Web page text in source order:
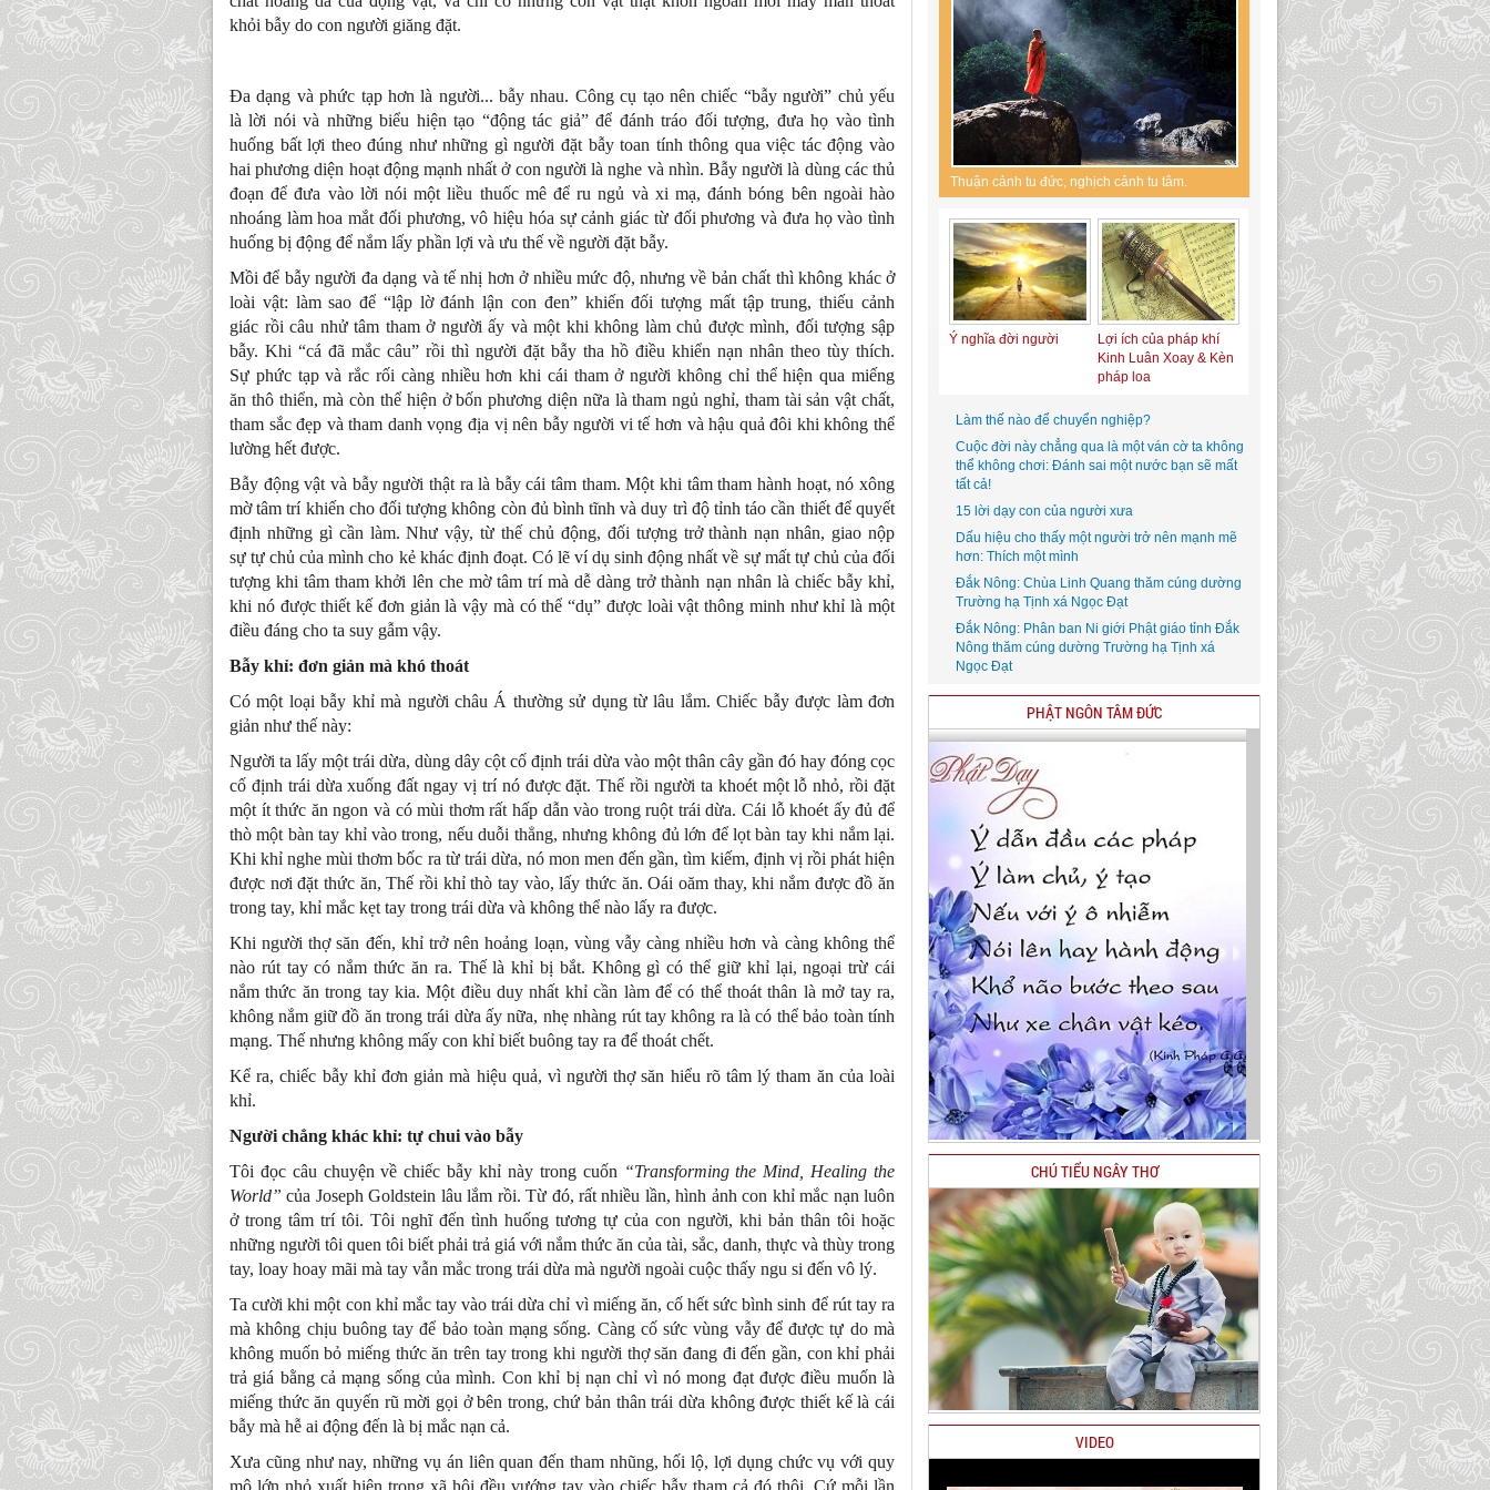
khỏi bẫy do con người giăng đặt.
Đa dạng và phức tạp hơn là người... bẫy nhau. Công cụ tạo nên chiếc “bẫy người” chủ yếu
là lời nói và những biểu hiện tạo “động tác giả” để đánh tráo đối tượng, đưa họ vào tình
huống bất lợi theo đúng như những gì người đặt bẫy toan tính thông qua việc tác động vào
hai phương diện hoạt động mạnh nhất ở con người là nghe và nhìn. Bẫy người là dùng các thủ
đoạn để đưa vào lời nói một liều thuốc mê để ru ngủ và xi mạ, đánh bóng bên ngoài hào
nhoáng làm hoa mắt đối phương, vô hiệu hóa sự cảnh giác từ đối phương và đưa họ vào tình
huống bị động để nắm lấy phần lợi và ưu thế về người đặt bẫy.
Mồi để bẫy người đa dạng và tế nhị hơn ở nhiều mức độ, nhưng về bản chất thì không khác ở
loài vật: làm sao để “lập lờ đánh lận con đen” khiến đối tượng mất tập trung, thiếu cảnh
giác rồi câu nhử tâm tham ở người ấy và một khi không làm chủ được mình, đối tượng sập
bẫy. Khi “cá đã mắc câu” rồi thì người đặt bẫy tha hồ điều khiển nạn nhân theo tùy thích.
Sự phức tạp và rắc rối càng nhiều hơn khi cái tham ở người không chỉ thể hiện qua miếng
ăn thô thiển, mà còn thể hiện ở bốn phương diện nữa là tham ngủ nghỉ, tham tài sản vật chất,
tham sắc đẹp và tham danh vọng địa vị nên bẫy người vi tế hơn và hậu quả đôi khi không thể
lường hết được.
Bẫy động vật và bẫy người thật ra là bẫy cái tâm tham. Một khi tâm tham hành hoạt, nó xông
mờ tâm trí khiến cho đối tượng không còn đủ bình tĩnh và duy trì độ tỉnh táo cần thiết để quyết
định những gì cần làm. Như vậy, từ thế chủ động, đối tượng trở thành nạn nhân, giao nộp
sự tự chủ của mình cho kẻ khác định đoạt. Có lẽ ví dụ sinh động nhất về sự mất tự chủ của đối
tượng khi tâm tham khởi lên che mờ tâm trí mà dễ dàng trở thành nạn nhân là chiếc bẫy khỉ,
khi nó được thiết kế đơn giản là vậy mà có thể “dụ” được loài vật thông minh như khỉ là một
điều đáng cho ta suy gẫm vậy.
Bẫy khỉ: đơn giản mà khó thoát
Có một loại bẫy khỉ mà người châu Á thường sử dụng từ lâu lắm. Chiếc bẫy được làm đơn
giản như thế này:
Người ta lấy một trái dừa, dùng dây cột cố định trái dừa vào một thân cây gần đó hay đóng cọc
cố định trái dừa xuống đất ngay vị trí nó được đặt. Thế rồi người ta khoét một lỗ nhỏ, rồi đặt
một ít thức ăn ngon và có mùi thơm rất hấp dẫn vào trong ruột trái dừa. Cái lỗ khoét ấy đủ để
thò một bàn tay khỉ vào trong, nếu duỗi thẳng, nhưng không đủ lớn để lọt bàn tay khi nắm lại.
Khi khỉ nghe mùi thơm bốc ra từ trái dừa, nó mon men đến gần, tìm kiếm, định vị rồi phát hiện
được nơi đặt thức ăn, Thế rồi khỉ thò tay vào, lấy thức ăn. Oái oăm thay, khi nắm được đồ ăn
trong tay, khỉ mắc kẹt tay trong trái dừa và không thể nào lấy ra được.
Khi người thợ săn đến, khỉ trở nên hoảng loạn, vùng vẫy càng nhiều hơn và càng không thể
nào rút tay có nắm thức ăn ra. Thế là khỉ bị bắt. Không gì có thể giữ khỉ lại, ngoại trừ cái
nắm thức ăn trong tay kia. Một điều duy nhất khỉ cần làm để có thể thoát thân là mở tay ra,
không nắm giữ đồ ăn trong trái dừa ấy nữa, nhẹ nhàng rút tay không ra là có thể bảo toàn tính
mạng. Thế nhưng không mấy con khỉ biết buông tay ra để thoát chết.
Kể ra, chiếc bẫy khỉ đơn giản mà hiệu quả, vì người thợ săn hiểu rõ tâm lý tham ăn của loài
khỉ.
Người chẳng khác khỉ: tự chui vào bẫy
Tôi đọc câu chuyện về chiếc bẫy khỉ này trong cuốn “Transforming the Mind, Healing the
World”của Joseph Goldstein lâu lắm rồi. Từ đó, rất nhiều lần, hình ảnh con khỉ mắc nạn luôn
ở trong tâm trí tôi. Tôi nghĩ đến tình huống tương tự của con người, khi bản thân tôi hoặc
những người tôi quen tôi biết phải trả giá với nắm thức ăn của tài, sắc, danh, thực và thùy trong
tay, loay hoay mãi mà tay vẫn mắc trong trái dừa mà người ngoài cuộc thấy ngu si đến vô lý.
Ta cười khi một con khỉ mắc tay vào trái dừa chỉ vì miếng ăn, cố hết sức bình sinh để rút tay ra
mà không chịu buông tay để bảo toàn mạng sống. Càng cố sức vùng vẫy để được tự do mà
không muốn bỏ miếng thức ăn trên tay trong khi người thợ săn đang đi đến gần, con khỉ phải
trả giá bằng cả mạng sống của mình. Con khỉ bị nạn chỉ vì nó mong đạt được điều muốn là
miếng thức ăn quyến rũ mời gọi ở bên trong, chứ bản thân trái dừa không được thiết kế là cái
bẫy mà hễ ai động đến là bị mắc nạn cả.
Xưa cũng như nay, những vụ án liên quan đến tham nhũng, hối lộ, lợi dụng chức vụ với quy
mô lớn nhỏ xuất hiện trong xã hội đều vướng tay vào chiếc bẫy tham cả đó thôi. Cứ mỗi lần
Thuận cảnh tu đức, nghịch cảnh tu tâm.
Ý nghĩa đời người
Lợi ích của pháp khí
Kinh Luân Xoay & Kèn
pháp loa
Làm thế nào để chuyển nghiệp?
Cuộc đời này chẳng qua là một ván cờ ta không
thể không chơi: Đánh sai một nước bạn sẽ mất
tất cả!
15 lời dạy con của người xưa
Dấu hiệu cho thấy một người trở nên mạnh mẽ
hơn: Thích một mình
Đắk Nông: Chùa Linh Quang thăm cúng dường
Trường hạ Tịnh xá Ngọc Đạt
Đắk Nông: Phân ban Ni giới Phật giáo tỉnh Đắk
Nông thăm cúng dường Trường hạ Tịnh xá
Ngọc Đạt
PHẬT NGÔN TÂM ĐỨC
CHÚ TIỂU NGÂY THƠ
VIDEO